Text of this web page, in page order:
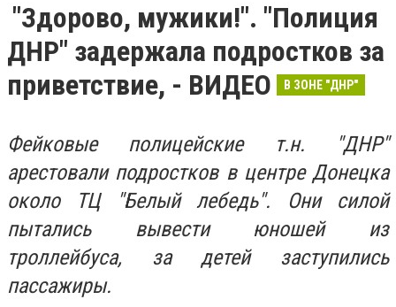
"Здорово, мужики!". "Полиция
ДНР" задержала подростков за
приветствие, - ВИДЕО
В ЗОНЕ "ДНР"
Фейковые полицейские т.н. "ДНР"
арестовали подростков в центре Донецка
около ТЦ "Белый лебедь". Они силой
пытались вывести юношей из
троллейбуса, за детей заступились
пассажиры.